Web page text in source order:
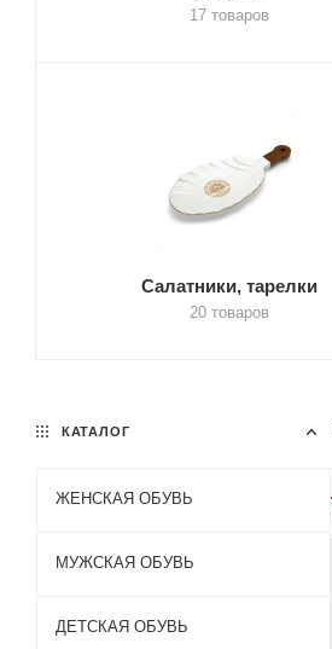
17 товаров
Салатники, тарелки
20 товаров
КАТАЛОГ
ЖЕНСКАЯ ОБУВЬ
МУЖСКАЯ ОБУВЬ
ДЕТСКАЯ ОБУВЬ